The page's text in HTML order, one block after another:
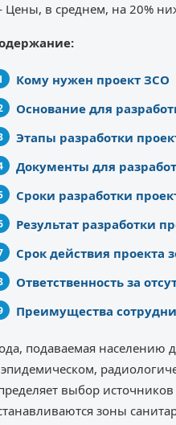
в среднем, на 20%
Кому нужен проект ЗСО
Основание для
Этапы разработки
Документы для
Сроки разработки
Результат разработки
Срок действия проекта
Ответственность за
Преимущества
подаваемая населению
выбор
зоны